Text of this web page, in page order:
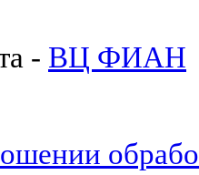
- ВЦ ФИАН